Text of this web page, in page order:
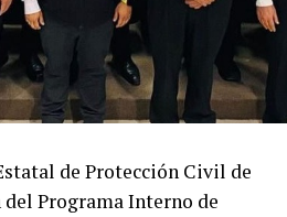
de Protección Civil de
Programa Interno de